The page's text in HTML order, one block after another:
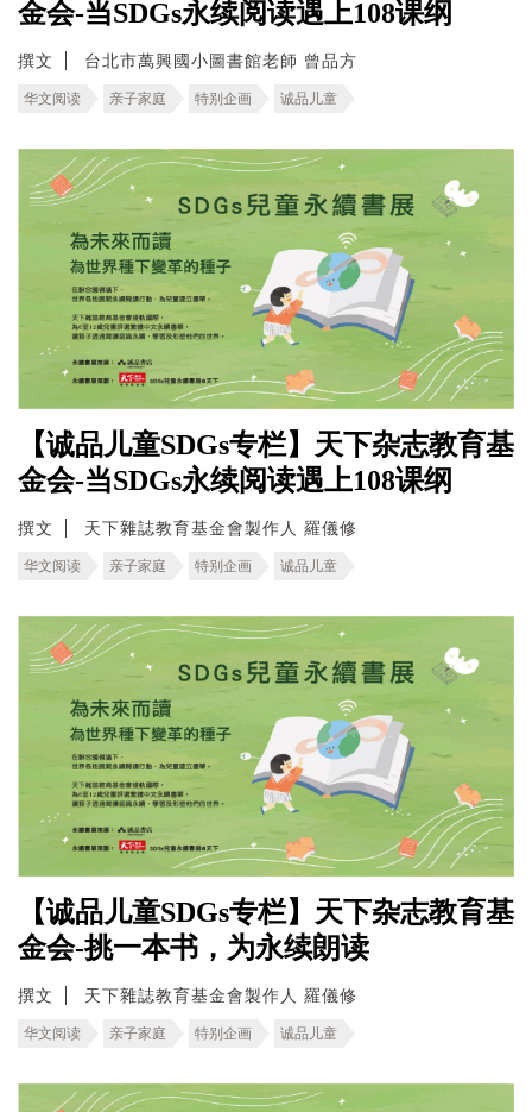
金会-当SDGs永续阅读遇上108课纲
撰文 台北市萬興國小圖書館老師 曾品方
华文阅读 亲子家庭 特别企画 诚品儿童
【诚品儿童SDGs专栏】天下杂志教育基
金会-当SDGs永续阅读遇上108课纲
撰文 天下雜誌教育基金會製作人 羅儀修
华文阅读 亲子家庭 特别企画 诚品儿童
【诚品儿童SDGs专栏】天下杂志教育基
金会-挑一本书，为永续朗读
撰文 天下雜誌教育基金會製作人 羅儀修
华文阅读 亲子家庭 特别企画 诚品儿童